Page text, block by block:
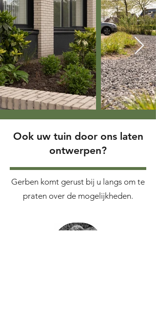
Ook uw tuin door ons laten
ontwerpen?
Gerben komt gerust bij u langs om te
praten over de mogelijkheden.